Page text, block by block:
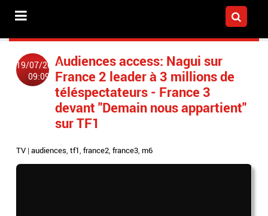
19/07/2018
09:09
Audiences access: Nagui sur
France 2 leader à 3 millions de
téléspectateurs - France 3
devant "Demain nous appartient"
sur TF1
TV |audiences,tf1,france2,france3,m6